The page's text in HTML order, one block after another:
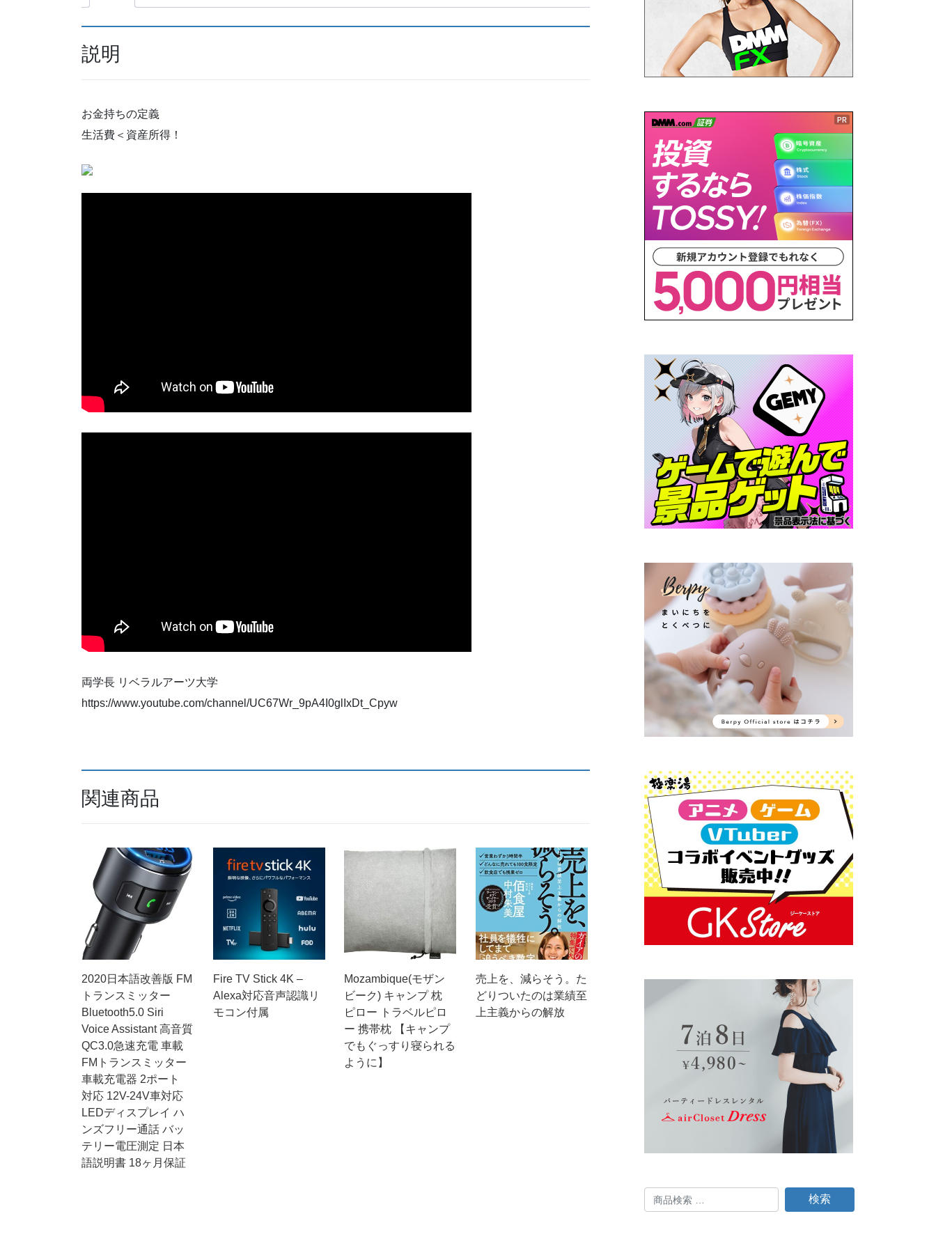
説明
お金持ちの定義
生活費＜資産所得！
両学長 リベラルアーツ大学
https://www.youtube.com/channel/UC67Wr_9pA4I0glIxDt_Cpyw
関連商品
2020日本語改善版 FM
トランスミッター
Bluetooth5.0 Siri
Voice Assistant 高音質
QC3.0急速充電 車載
FMトランスミッター
車載充電器 2ポート
対応 12V-24V車対応
LEDディスプレイ ハ
ンズフリー通話 バッ
テリー電圧測定 日本
語説明書 18ヶ月保証
Fire TV Stick 4K –
Alexa対応音声認識リ
モコン付属
Mozambique(モザン
ビーク) キャンプ 枕
ピロー トラベルピロ
ー 携帯枕 【キャンプ
でもぐっすり寝られる
ように】
売上を、減らそう。た
どりついたのは業績至
上主義からの解放
検
索
検索